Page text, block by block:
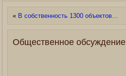
« В собственность 1300 объектов…
Общественное обсуждение